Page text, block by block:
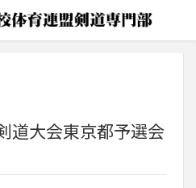
道大会東京都予選会